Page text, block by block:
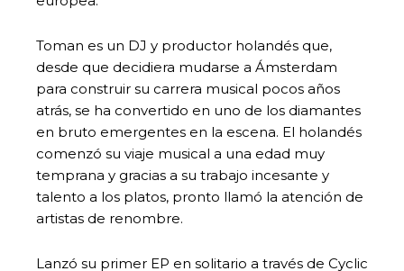
Toman es un DJ y productor holandés que,
desde que decidiera mudarse a Ámsterdam
para construir su carrera musical pocos años
atrás, se ha convertido en uno de los diamantes
en bruto emergentes en la escena. El holandés
comenzó su viaje musical a una edad muy
temprana y gracias a su trabajo incesante y
talento a los platos, pronto llamó la atención de
artistas de renombre.
Lanzó su primer EP en solitario a través de Cyclic